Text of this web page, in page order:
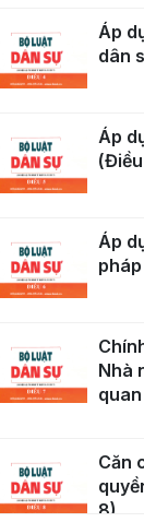
Áp
dân
Áp
Áp
Nhà
Căn
8)